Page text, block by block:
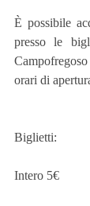
È possibile
presso le
orari di
Biglietti:
Intero 5€